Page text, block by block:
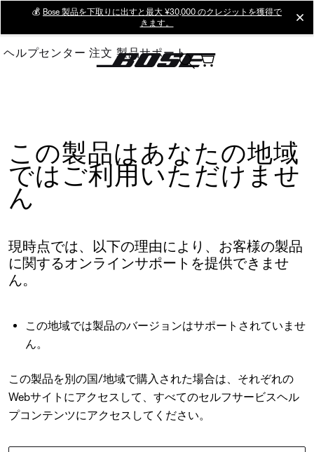
Main
💰 Bose 製品を下取りに出すと最大 ¥30,000 のクレジットを獲得で
きます。
ヘルプセンター 注文 製品サポート
この製品はあなたの地域
ではご利用いただけませ
ん
現時点では、以下の理由により、お客様の製品
に関するオンラインサポートを提供できませ
ん。
この地域では製品のバージョンはサポートされていませ
ん。
この製品を別の国/地域で購入された場合は、それぞれの
Webサイトにアクセスして、すべてのセルフサービスヘル
プコンテンツにアクセスしてください。